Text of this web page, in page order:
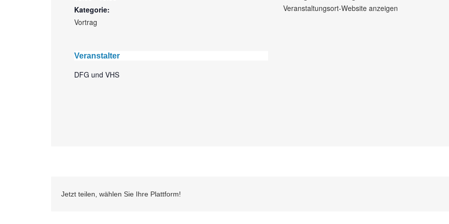
Kategorie:
Vortrag
Veranstalter
DFG und VHS
Veranstaltungsort-Website anzeigen
Jetzt teilen, wählen Sie Ihre Plattform!